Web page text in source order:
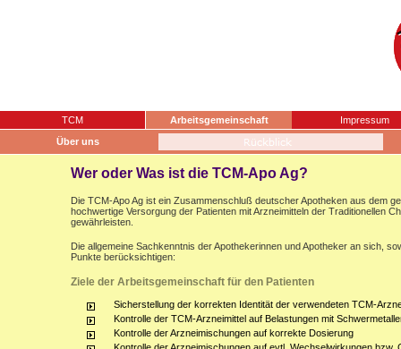
TCM Arbeitsgemeinschaft
Impressum
Über uns
Wer oder Was ist die TCM-Apo Ag?
Die TCM-Apo Ag ist ein Zusammenschluß deutscher Apotheken aus dem
hochwertige Versorgung der Patienten mit Arzneimitteln der Traditionellen
gewährleisten.
Die allgemeine Sachkenntnis der Apothekerinnen und Apotheker an sich,
Punkte berücksichtigen:
Ziele der Arbeitsgemeinschaft für den Patienten
Sicherstellung der korrekten Identität der verwendeten TCM-
Kontrolle der TCM-Arzneimittel auf Belastungen mit
Kontrolle der Arzneimischungen auf korrekte Dosierung